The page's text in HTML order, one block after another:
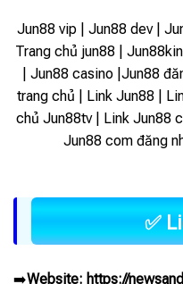
Jun88 vip | Jun88 dev |
Trang chủ jun88 |
| Jun88 casino |Jun88
trang chủ | Link Jun88 |
chủ Jun88tv | Link Jun88
Jun88 com đăng
✅
➡️Website: https://